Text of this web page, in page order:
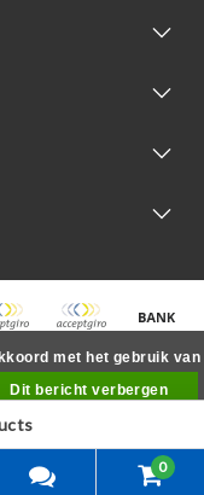
0
met het gebruik van
Dit bericht verbergen
»